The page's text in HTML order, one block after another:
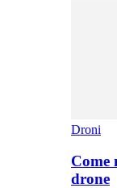
Droni
Come
drone